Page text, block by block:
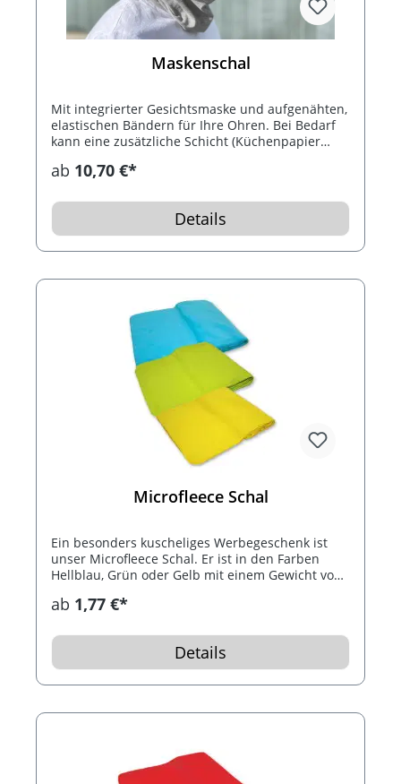
Maskenschal
Mit integrierter Gesichtsmaske und aufgenähten,
elastischen Bändern für Ihre Ohren. Bei Bedarf
kann eine zusätzliche Schicht (Küchenpapier
ab 10,70 €*
Details
Microfleece Schal
Ein besonders kuscheliges Werbegeschenk ist
unser Microfleece Schal. Er ist in den Farben
Hellblau, Grün oder Gelb mit einem Gewicht von
ab 1,77 €*
Details